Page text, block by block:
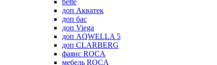
bette
доп Акватек
доп бас
доп Viega
доп AQWELLA 5
доп CLARBERG
фаянс ROCA
мебель ROCA